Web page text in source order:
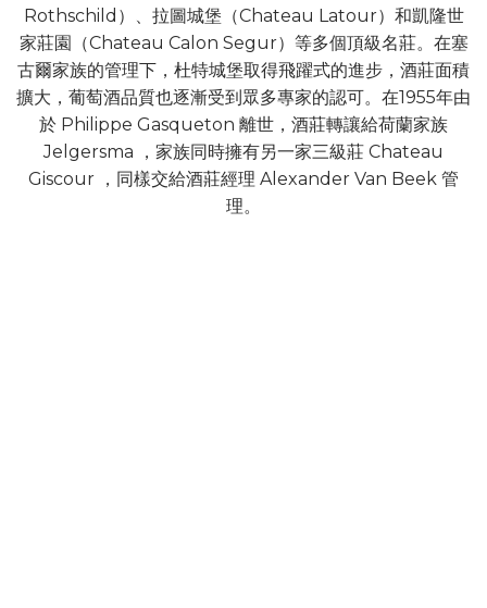
Rothschild）、拉圖城堡（Chateau Latour）和凱隆世
家莊園（Chateau Calon Segur）等多個頂級名莊。在塞
古爾家族的管理下，杜特城堡取得飛躍式的進步，酒莊面積
擴大，葡萄酒品質也逐漸受到眾多專家的認可。在1955年由
於 Philippe Gasqueton 離世，酒莊轉讓給荷蘭家族
Jelgersma ，家族同時擁有另一家三級莊 Chateau
Giscour ，同樣交給酒莊經理 Alexander Van Beek 管
理。